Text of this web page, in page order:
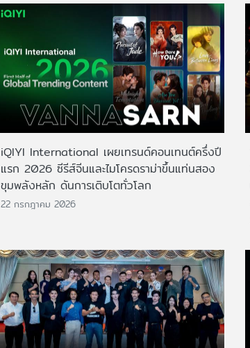
iQIYI International เผยเทรนด์คอนเทนต์ครึ่งปี
แรก 2026 ซีรีส์จีนและไมโครดราม่าขึ้นแท่นสอง
ขุมพลังหลัก ดันการเติบโตทั่วโลก
22 กรกฎาคม 2026